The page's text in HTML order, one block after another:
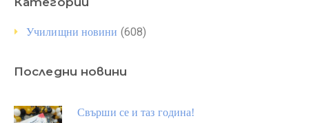
Училищни новини (608)
Последни новини
Свърши се и таз година!